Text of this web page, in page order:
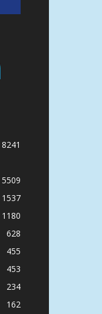
8241
5509
1537
1180
628
455
453
234
162